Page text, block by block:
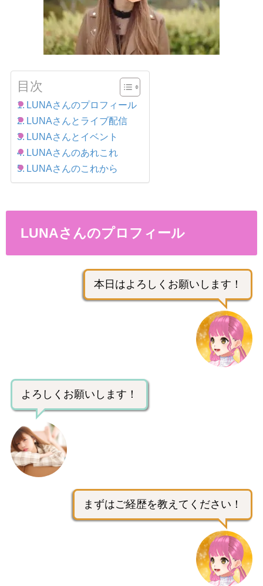
目次
LUNAさんのプロフィール
LUNAさんとライブ配信
LUNAさんとイベント
LUNAさんのあれこれ
LUNAさんのこれから
LUNAさんのプロフィール
本日はよろしくお願いします！
よろしくお願いします！
まずはご経歴を教えてください！